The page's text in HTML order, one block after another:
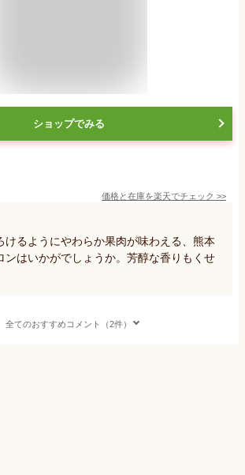
ショップでみる
価格と在庫を楽天でチェック >>
けるようにやわらか果肉が味わえる、熊本
ンはいかがでしょうか。芳醇な香りもくせ
全てのおすすめコメント（2件）